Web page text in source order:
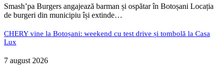
Smash’pa Burgers angajează barman și ospătar în Botoșani Locația
de burgeri din municipiu își extinde…
CHERY vine la Botoșani: weekend cu test drive și tombolă la Casa
Lux
7 august 2026